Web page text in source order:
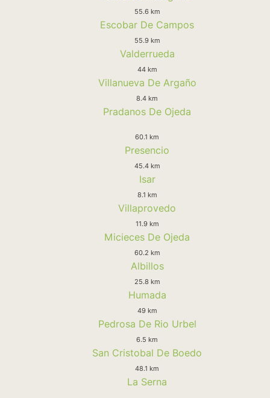
55.6 km
Escobar De Campos
55.9 km
Valderrueda
44 km
Villanueva De Argaño
8.4 km
Pradanos De Ojeda
60.1 km
Presencio
45.4 km
Isar
8.1 km
Villaprovedo
11.9 km
Micieces De Ojeda
60.2 km
Albillos
25.8 km
Humada
49 km
Pedrosa De Rio Urbel
6.5 km
San Cristobal De Boedo
48.1 km
La Serna